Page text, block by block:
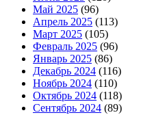
Май 2025 (96)
Апрель 2025 (113)
Март 2025 (105)
Февраль 2025 (96)
Январь 2025 (86)
Декабрь 2024 (116)
Ноябрь 2024 (110)
Октябрь 2024 (118)
Сентябрь 2024 (89)